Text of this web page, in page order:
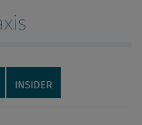
INSIDER